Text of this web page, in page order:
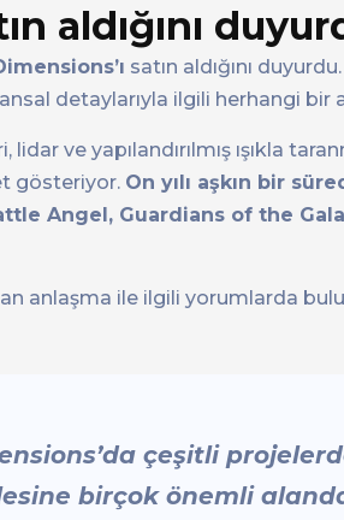
aldığını
satın aldığını duyurdu.
detaylarıyla ilgili herhangi bir
ve yapılandırılmış ışıkla
gösteriyor. On yılı aşkın bir
Angel, Guardians of the
anlaşma ile ilgili yorumlarda
çeşitli
birçok önemli